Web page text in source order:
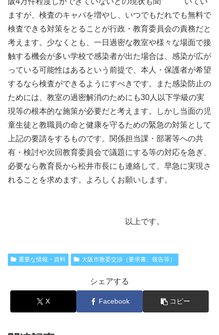
ますが、検査のキャパを増やし、いつでもだれでも無料で
検査できる対策をとることが行政・教育委員会の責務だと
考えます。少なくとも、一日過密な教室や様々な場面で接
触する機会が多い学校で感染者が出た場合は、感染が広が
っている可能性はあるという前提で、本人・保護者が希望
するなら検査ができるようにすべきです。また感染防止の
ためには、教室の過密解消のためにも30人以下学級の実
現等の根本的な施策が必要だと考えます。しかし当面の児
童生徒と教職員の命と健康を守るための緊急の対策として
上記の要請をするものです。関係担当課・部署等への共
有・検討や次回教育委員会で議題にする等の対応を急ぎ、
必要なら教育長から松井市長にも連絡して、早急に実現さ
れることを求めます。よろしくお願いします。
以上です。
重要な情報・資料 大阪市教委交渉（要求書、報告等）
シェアする
X Facebook コピー